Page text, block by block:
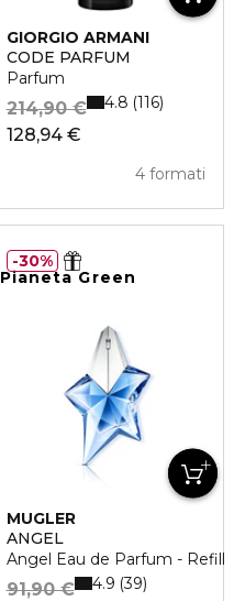
GIORGIO ARMANI
CODE PARFUM
Parfum
128,94 €
214,90 €
4 formati
4.8 116
Pianeta Green
MUGLER
ANGEL
Angel Eau de Parfum - Refill
91,90 € 4.9 39
30%